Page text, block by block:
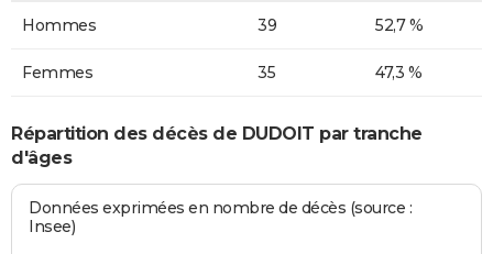
Hommes 39 52,7 %
Femmes 35 47,3 %
Répartition des décès de DUDOIT par tranche
d'âges
Données exprimées en nombre de décès (source :
Insee)